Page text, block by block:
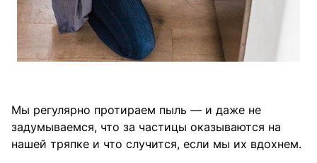
Мы регулярно протираем пыль — и даже не
задумываемся, что за частицы оказываются на
нашей тряпке и что случится, если мы их вдохнем.